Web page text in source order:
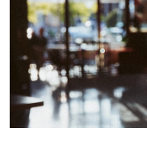
02
03 04
09
10
16
17 18